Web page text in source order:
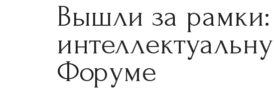
Вышли за рамки:
Форуме